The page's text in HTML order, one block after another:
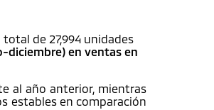
de 27,994 unidades
diciembre) en ventas en
al año anterior, mientras
estables en comparación